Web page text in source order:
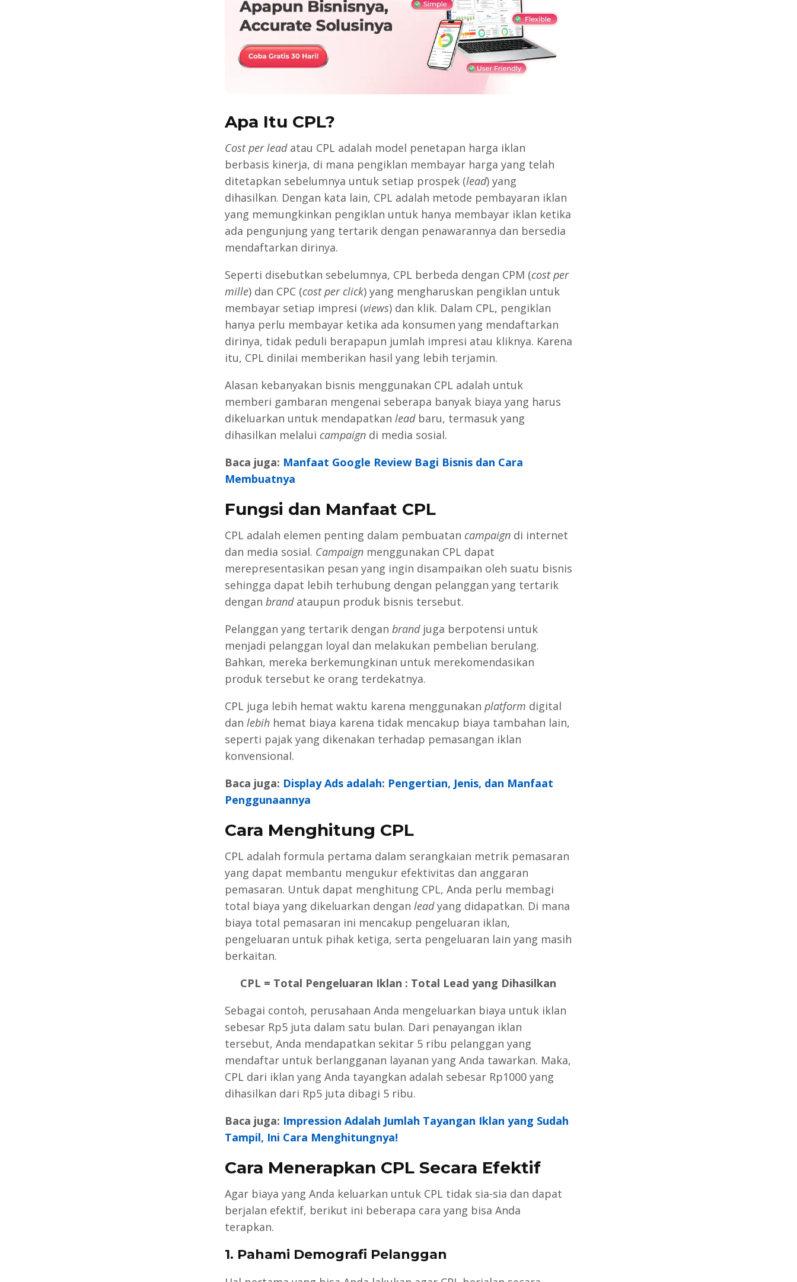
Apa Itu CPL?
Cost per leadatau CPL adalah model penetapan harga iklan
berbasis kinerja, di mana pengiklan membayar harga yang telah
ditetapkan sebelumnya untuk setiap prospek (lead) yang
dihasilkan. Dengan kata lain, CPL adalah metode pembayaran iklan
yang memungkinkan pengiklan untuk hanya membayar iklan ketika
ada pengunjung yang tertarik dengan penawarannya dan bersedia
mendaftarkan dirinya.
Seperti disebutkan sebelumnya, CPL berbeda dengan CPM (cost per
mille) dan CPC (cost per click) yang mengharuskan pengiklan untuk
membayar setiap impresi (views) dan klik. Dalam CPL, pengiklan
hanya perlu membayar ketika ada konsumen yang mendaftarkan
dirinya, tidak peduli berapapun jumlah impresi atau kliknya. Karena
itu, CPL dinilai memberikan hasil yang lebih terjamin.
Alasan kebanyakan bisnis menggunakan CPL adalah untuk
memberi gambaran mengenai seberapa banyak biaya yang harus
dikeluarkan untuk mendapatkan lead baru, termasuk yang
dihasilkan melalui campaign di media sosial.
Baca juga: Manfaat Google Review Bagi Bisnis dan Cara
Membuatnya
Fungsi dan Manfaat CPL
CPL adalah elemen penting dalam pembuatan campaign di internet
dan media sosial. Campaignmenggunakan CPL dapat
merepresentasikan pesan yang ingin disampaikan oleh suatu bisnis
sehingga dapat lebih terhubung dengan pelanggan yang tertarik
dengan brandataupun produk bisnis tersebut.
Pelanggan yang tertarik dengan brandjuga berpotensi untuk
menjadi pelanggan loyal dan melakukan pembelian berulang.
Bahkan, mereka berkemungkinan untuk merekomendasikan
produk tersebut ke orang terdekatnya.
CPL juga lebih hemat waktu karena menggunakan platform digital
dan lebihhemat biaya karena tidak mencakup biaya tambahan lain,
seperti pajak yang dikenakan terhadap pemasangan iklan
konvensional.
Baca juga: Display Ads adalah: Pengertian, Jenis, dan Manfaat
Penggunaannya
Cara Menghitung CPL
CPL adalah formula pertama dalam serangkaian metrik pemasaran
yang dapat membantu mengukur efektivitas dan anggaran
pemasaran. Untuk dapat menghitung CPL, Anda perlu membagi
total biaya yang dikeluarkan dengan leadyang didapatkan. Di mana
biaya total pemasaran ini mencakup pengeluaran iklan,
pengeluaran untuk pihak ketiga, serta pengeluaran lain yang masih
berkaitan.
CPL = Total Pengeluaran Iklan : Total Lead yang Dihasilkan
Sebagai contoh, perusahaan Anda mengeluarkan biaya untuk iklan
sebesar Rp5 juta dalam satu bulan. Dari penayangan iklan
tersebut, Anda mendapatkan sekitar 5 ribu pelanggan yang
mendaftar untuk berlangganan layanan yang Anda tawarkan. Maka,
CPL dari iklan yang Anda tayangkan adalah sebesar Rp1000 yang
dihasilkan dari Rp5 juta dibagi 5 ribu.
Baca juga: Impression Adalah Jumlah Tayangan Iklan yang Sudah
Tampil, Ini Cara Menghitungnya!
Cara Menerapkan CPL Secara Efektif
Agar biaya yang Anda keluarkan untuk CPL tidak sia-sia dan dapat
berjalan efektif, berikut ini beberapa cara yang bisa Anda
terapkan.
1. Pahami Demografi Pelanggan